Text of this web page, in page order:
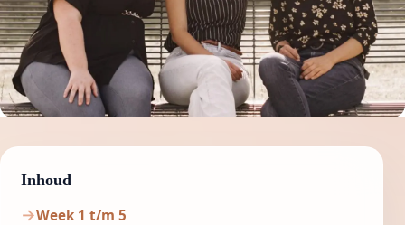
Inhoud
Week 1 t/m 5